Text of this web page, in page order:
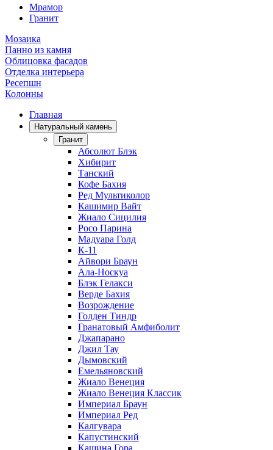
Мрамор
Гранит
Мозаика
Панно из камня
Облицовка фасадов
Отделка интерьера
Ресепшн
Колонны
Главная
Натуральный камень
Гранит
Абсолют Блэк
Хибирит
Танский
Кофе Бахия
Ред Мультиколор
Кашимир Вайт
Жиало Сицилия
Росо Парина
Мадуара Голд
К-11
Айвори Браун
Ала-Носкуа
Блэк Гелакси
Верде Бахия
Возрождение
Голден Тиндр
Гранатовый Амфиболит
Джапарано
Джил Тау
Дымовский
Емельяновский
Жиало Венеция
Жиало Венеция Классик
Империал Браун
Империал Ред
Калгувара
Капустинский
Кашина Гора